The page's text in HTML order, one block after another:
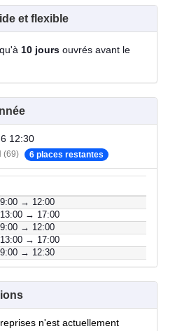
et flexible
10 jours ouvrés avant le
12:30
(69) 6 places restantes
9:00 → 12:00
13:00 → 17:00
9:00 → 12:00
13:00 → 17:00
9:00 → 12:30
n'est actuellement